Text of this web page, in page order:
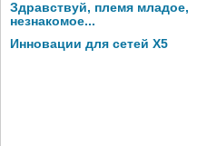
Здравствуй, племя младое,
незнакомое...
Инновации для сетей X5